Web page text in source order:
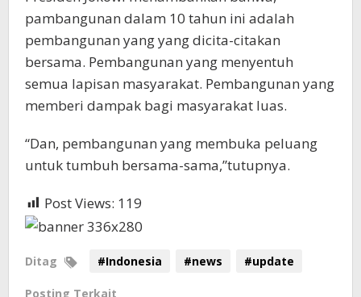
pambangunan dalam 10 tahun ini adalah
pembangunan yang yang dicita-citakan
bersama. Pembangunan yang menyentuh
semua lapisan masyarakat. Pembangunan yang
memberi dampak bagi masyarakat luas.
“Dan, pembangunan yang membuka peluang
untuk tumbuh bersama-sama,”tutupnya.
Post Views: 119
Ditag #Indonesia #news #update
Posting Terkait